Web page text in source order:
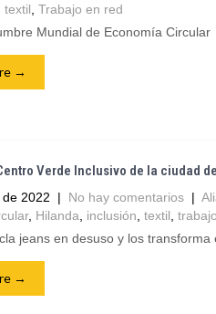
textil Trabajo en red
Mundial de Economía Circular
→
Verde Inclusivo de la ciudad
2022 | No hay comentarios |
, Hilanda inclusión textil
jeans en desuso y los transforma
→